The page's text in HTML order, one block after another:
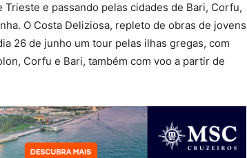
e passando pelas cidades de Bari, Corfu,
O Costa Deliziosa, repleto de obras de jovens
26 de junho um tour pelas ilhas gregas, com
Corfu e Bari, também com voo a partir de